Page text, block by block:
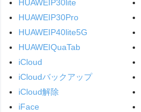
HUAWEIP30lite
HUAWEIP30Pro
HUAWEIP40lite5G
HUAWEIQuaTab
iCloud
iCloudバックアップ
iCloud解除
iFace